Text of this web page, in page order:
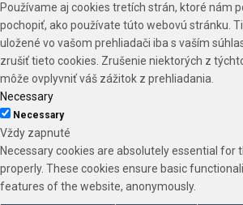
Používame aj cookies tretích strán, ktoré nám
pochopiť, ako používate túto webovú stránku.
uložené vo vašom prehliadači iba s vaším
zrušiť tieto cookies. Zrušenie niektorých z
môže ovplyvniť váš zážitok z prehliadania.
Necessary
Necessary
Vždy zapnuté
Necessary cookies are absolutely essential for
properly. These cookies ensure basic
features of the website, anonymously.